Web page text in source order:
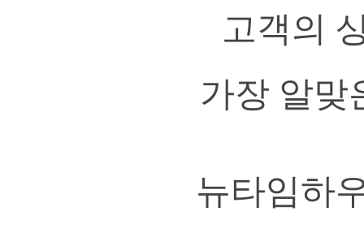
고객의
가장 알맞
뉴타임하